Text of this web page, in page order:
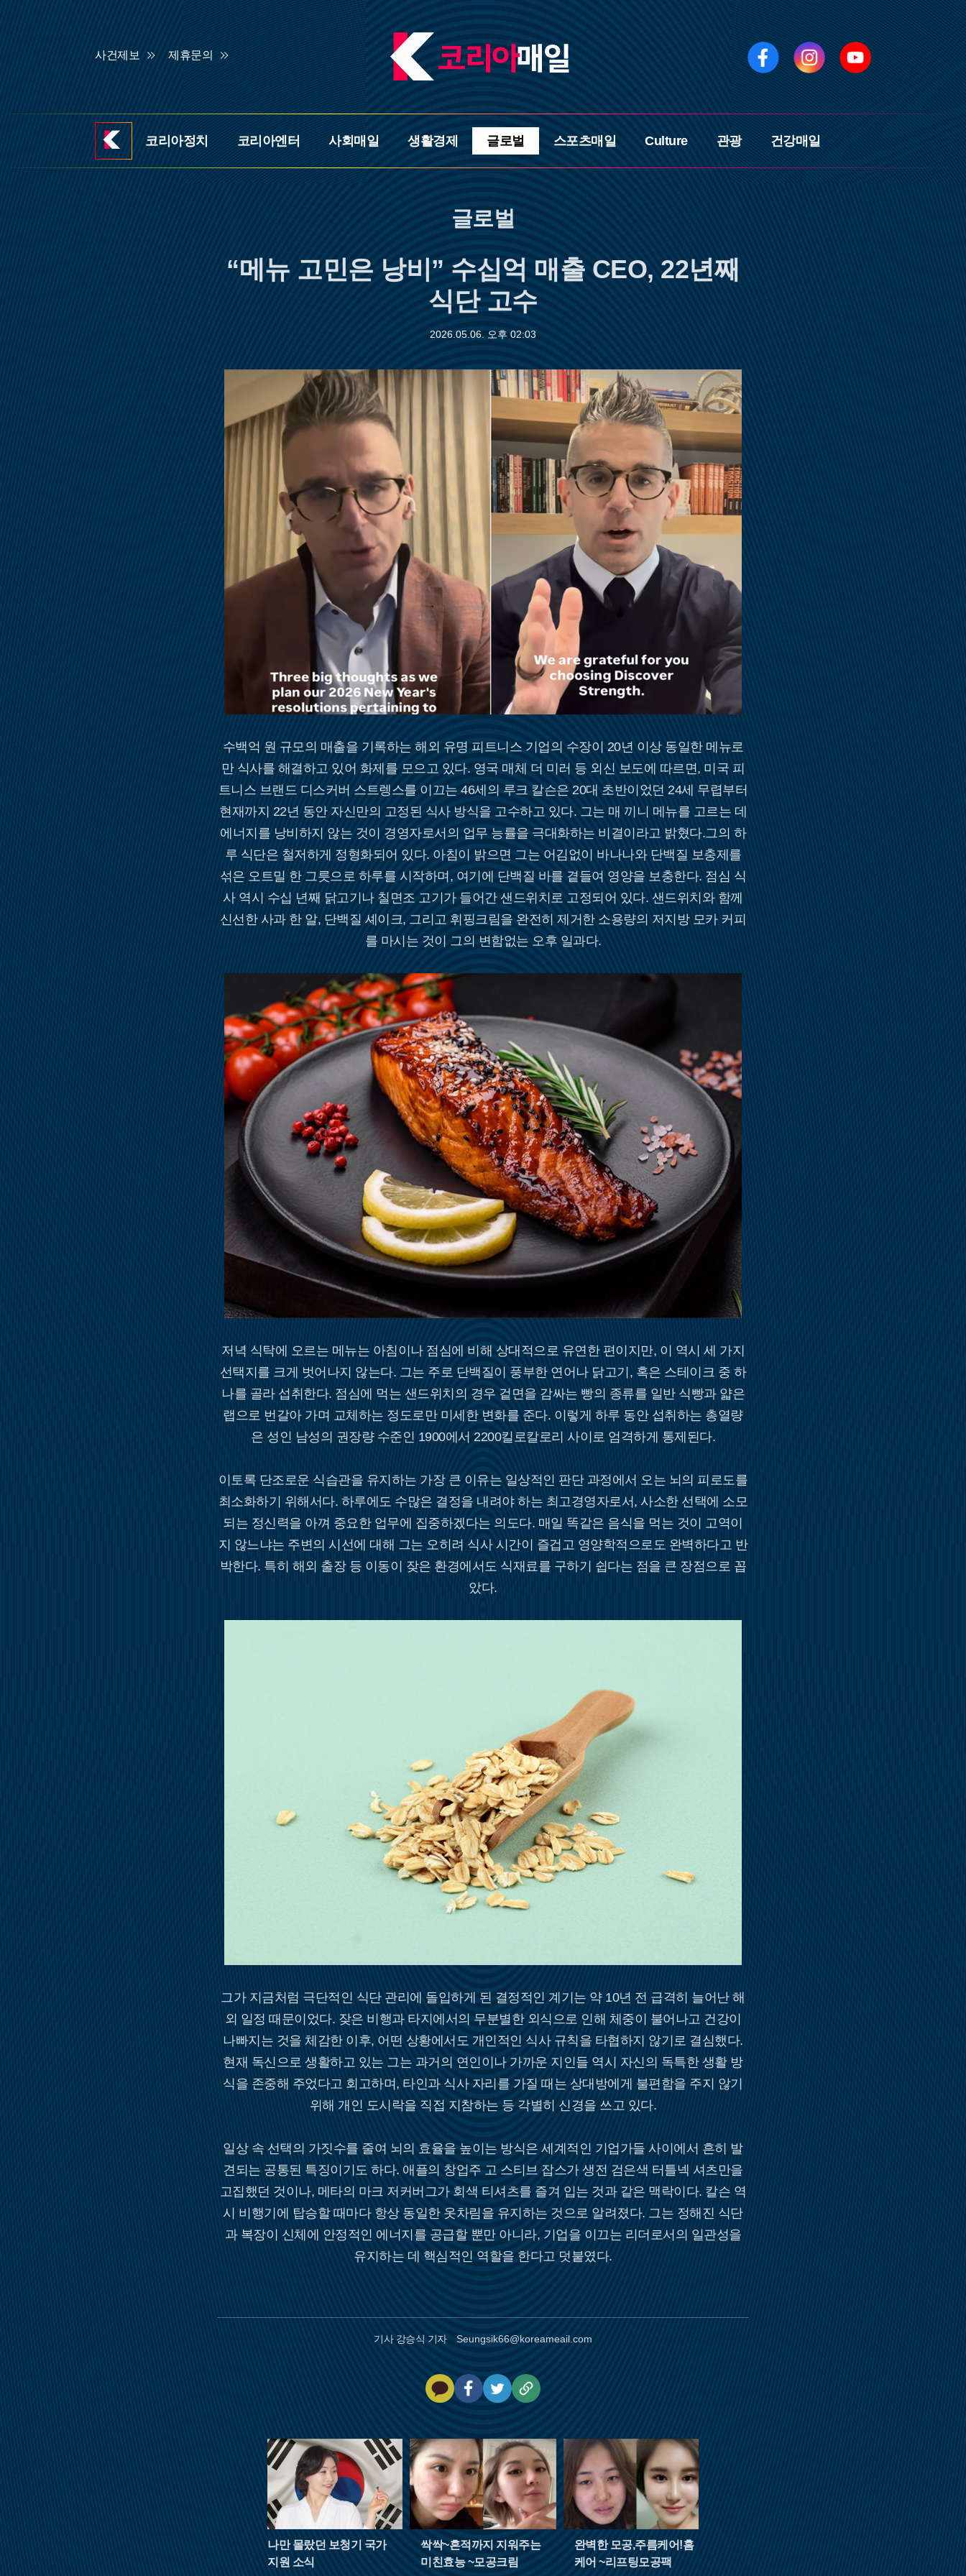
사건제보 제휴문의
페
이
스
인
스
타
유
튜
브
기
사
홈
코리아정치 코리아엔터 사회매일 생활경제 글로벌 스포츠매일 Culture 관광 건강매일
글로벌
“메뉴 고민은 낭비” 수십억 매출 CEO, 22년째
식단 고수
2026.05.06. 오후 02:03
수백억 원 규모의 매출을 기록하는 해외 유명 피트니스 기업의 수장이 20년 이상 동일한 메뉴로
만 식사를 해결하고 있어 화제를 모으고 있다. 영국 매체 더 미러 등 외신 보도에 따르면, 미국 피
트니스 브랜드 디스커버 스트렝스를 이끄는 46세의 루크 칼슨은 20대 초반이었던 24세 무렵부터
현재까지 22년 동안 자신만의 고정된 식사 방식을 고수하고 있다. 그는 매 끼니 메뉴를 고르는 데
에너지를 낭비하지 않는 것이 경영자로서의 업무 능률을 극대화하는 비결이라고 밝혔다.그의 하
루 식단은 철저하게 정형화되어 있다. 아침이 밝으면 그는 어김없이 바나나와 단백질 보충제를
섞은 오트밀 한 그릇으로 하루를 시작하며, 여기에 단백질 바를 곁들여 영양을 보충한다. 점심 식
사 역시 수십 년째 닭고기나 칠면조 고기가 들어간 샌드위치로 고정되어 있다. 샌드위치와 함께
신선한 사과 한 알, 단백질 셰이크, 그리고 휘핑크림을 완전히 제거한 소용량의 저지방 모카 커피
를 마시는 것이 그의 변함없는 오후 일과다.
저녁 식탁에 오르는 메뉴는 아침이나 점심에 비해 상대적으로 유연한 편이지만, 이 역시 세 가지
선택지를 크게 벗어나지 않는다. 그는 주로 단백질이 풍부한 연어나 닭고기, 혹은 스테이크 중 하
나를 골라 섭취한다. 점심에 먹는 샌드위치의 경우 겉면을 감싸는 빵의 종류를 일반 식빵과 얇은
랩으로 번갈아 가며 교체하는 정도로만 미세한 변화를 준다. 이렇게 하루 동안 섭취하는 총열량
은 성인 남성의 권장량 수준인 1900에서 2200킬로칼로리 사이로 엄격하게 통제된다.
이토록 단조로운 식습관을 유지하는 가장 큰 이유는 일상적인 판단 과정에서 오는 뇌의 피로도를
최소화하기 위해서다. 하루에도 수많은 결정을 내려야 하는 최고경영자로서, 사소한 선택에 소모
되는 정신력을 아껴 중요한 업무에 집중하겠다는 의도다. 매일 똑같은 음식을 먹는 것이 고역이
지 않느냐는 주변의 시선에 대해 그는 오히려 식사 시간이 즐겁고 영양학적으로도 완벽하다고 반
박한다. 특히 해외 출장 등 이동이 잦은 환경에서도 식재료를 구하기 쉽다는 점을 큰 장점으로 꼽
았다.
그가 지금처럼 극단적인 식단 관리에 돌입하게 된 결정적인 계기는 약 10년 전 급격히 늘어난 해
외 일정 때문이었다. 잦은 비행과 타지에서의 무분별한 외식으로 인해 체중이 불어나고 건강이
나빠지는 것을 체감한 이후, 어떤 상황에서도 개인적인 식사 규칙을 타협하지 않기로 결심했다.
현재 독신으로 생활하고 있는 그는 과거의 연인이나 가까운 지인들 역시 자신의 독특한 생활 방
식을 존중해 주었다고 회고하며, 타인과 식사 자리를 가질 때는 상대방에게 불편함을 주지 않기
위해 개인 도시락을 직접 지참하는 등 각별히 신경을 쓰고 있다.
일상 속 선택의 가짓수를 줄여 뇌의 효율을 높이는 방식은 세계적인 기업가들 사이에서 흔히 발
견되는 공통된 특징이기도 하다. 애플의 창업주 고 스티브 잡스가 생전 검은색 터틀넥 셔츠만을
고집했던 것이나, 메타의 마크 저커버그가 회색 티셔츠를 즐겨 입는 것과 같은 맥락이다. 칼슨 역
시 비행기에 탑승할 때마다 항상 동일한 옷차림을 유지하는 것으로 알려졌다. 그는 정해진 식단
과 복장이 신체에 안정적인 에너지를 공급할 뿐만 아니라, 기업을 이끄는 리더로서의 일관성을
유지하는 데 핵심적인 역할을 한다고 덧붙였다.
기사 강승식 기자 Seungsik66@koreameail.com
톡
북
복
사
나만 몰랐던 보청기 국가
지원 소식
싹싹~흔적까지 지워주는
미친효능 ~모공크림
완벽한 모공,주름케어!홈
케어 ~리프팅모공팩